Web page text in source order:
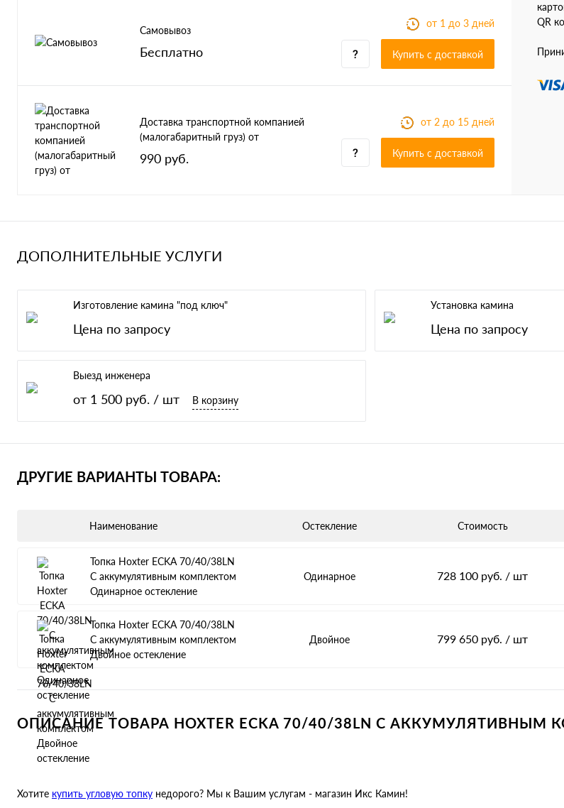
Самовывоз
Бесплатно
от 1 до 3 дней
Купить c доставкой
Доставка транспортной компанией
(малогабаритный груз) от
990 руб.
от 2 до 15 дней
Купить c доставкой
QR
ДОПОЛНИТЕЛЬНЫЕ УСЛУГИ
Изготовление камина "под ключ"
Цена по запросу
Установка камина
Цена по запросу
Выезд инженера
от 1 500 руб. / шт В корзину
ДРУГИЕ ВАРИАНТЫ ТОВАРА:
Наименование Остекление Стоимость
Топка Hoxter ECKA 70/40/38LN
С аккумулятивным комплектом
Одинарное остекление
Одинарное 728 100 руб. / шт
Топка Hoxter ECKA 70/40/38LN
С аккумулятивным комплектом
Двойное остекление
Двойное 799 650 руб. / шт
ОПИСАНИЕ ТОВАРА HOXTER ECKA 70/40/38LN С АККУМУЛЯТИВНЫМ
Хотите купить угловую топку недорого? Мы к Вашим услугам - магазин Икс Камин!